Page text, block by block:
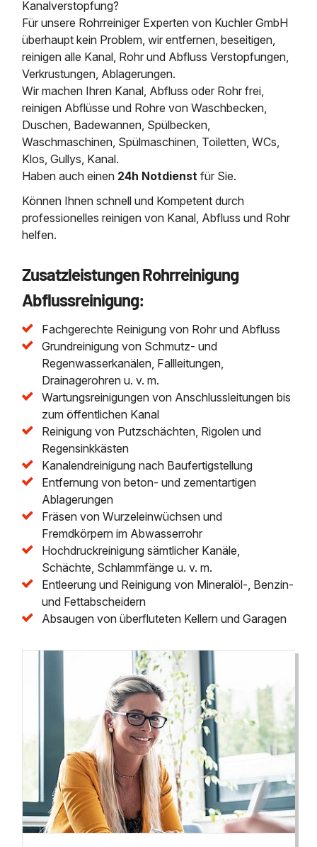
Kanalverstopfung?
Für unsere Rohrreiniger Experten von Kuchler GmbH
überhaupt kein Problem, wir entfernen, beseitigen,
reinigen alle Kanal, Rohr und Abfluss Verstopfungen,
Verkrustungen, Ablagerungen.
Wir machen Ihren Kanal, Abfluss oder Rohr frei,
reinigen Abflüsse und Rohre von Waschbecken,
Duschen, Badewannen, Spülbecken,
Waschmaschinen, Spülmaschinen, Toiletten, WCs,
Klos, Gullys, Kanal.
Haben auch einen 24h Notdienst für Sie.
Können Ihnen schnell und Kompetent durch
professionelles reinigen von Kanal, Abfluss und Rohr
helfen.
Zusatzleistungen Rohrreinigung
Abflussreinigung:
Fachgerechte Reinigung von Rohr und Abfluss
Grundreinigung von Schmutz- und
Regenwasserkanälen, Fallleitungen,
Drainagerohren u. v. m.
Wartungsreinigungen von Anschlussleitungen bis
zum öffentlichen Kanal
Reinigung von Putzschächten, Rigolen und
Regensinkkästen
Kanalendreinigung nach Baufertigstellung
Entfernung von beton- und zementartigen
Ablagerungen
Fräsen von Wurzeleinwüchsen und
Fremdkörpern im Abwasserrohr
Hochdruckreinigung sämtlicher Kanäle,
Schächte, Schlammfänge u. v. m.
Entleerung und Reinigung von Mineralöl-, Benzin-
und Fettabscheidern
Absaugen von überfluteten Kellern und Garagen